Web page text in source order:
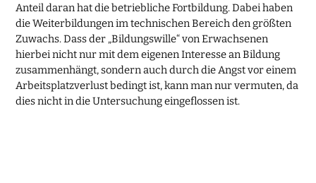
Anteil daran hat die betriebliche Fortbildung. Dabei haben
die Weiterbildungen im technischen Bereich den größten
Zuwachs. Dass der „Bildungswille“ von Erwachsenen
hierbei nicht nur mit dem eigenen Interesse an Bildung
zusammenhängt, sondern auch durch die Angst vor einem
Arbeitsplatzverlust bedingt ist, kann man nur vermuten, da
dies nicht in die Untersuchung eingeflossen ist.